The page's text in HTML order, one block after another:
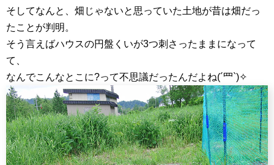
そしてなんと、畑じゃないと思っていた土地が昔は畑だっ
たことが判明。
そう言えばハウスの円盤くいが3つ刺さったままになって
て、
なんでこんなとこに?って不思議だったんだよね(´罒`)✧